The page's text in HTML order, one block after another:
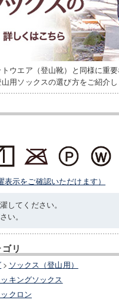
ウエア（登山靴）と同様に重
用ソックスの選び方をご紹介し
示をご確認いただけます）
してください。
い。
リ
> ソックス（登山用）
ッキングソックス
クロン